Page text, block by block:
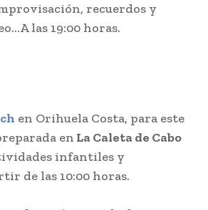
recuerdos y
las 19:00 horas.
en Orihuela Costa, para este
en La Caleta de Cabo
infantiles y
de las 10:00 horas.